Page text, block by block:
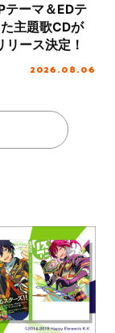
テーマ＆EDテ
主題歌CDが
ース決定！
2026.08.06